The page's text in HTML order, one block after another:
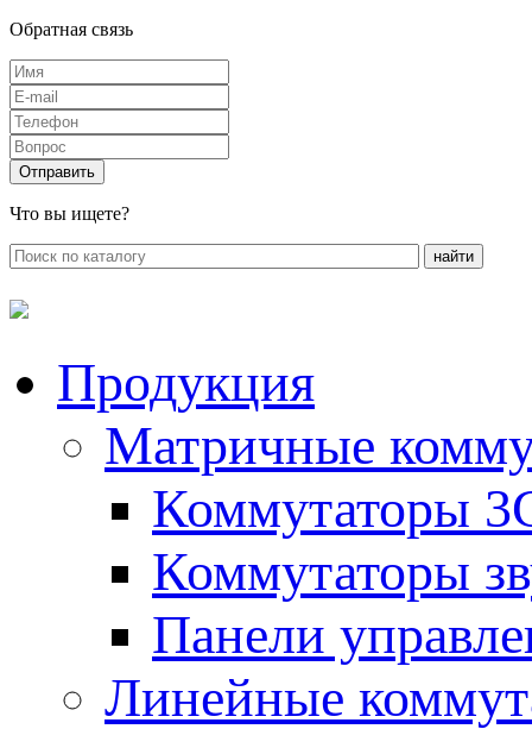
Обратная связь
Что вы ищете?
Продукция
Матричные
Коммутаторы
Коммутаторы
Панели
Линейные